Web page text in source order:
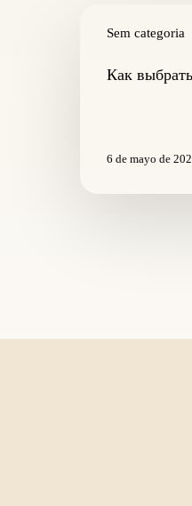
Sem categoria
выбрать
онлайнКак
6 de mayo de